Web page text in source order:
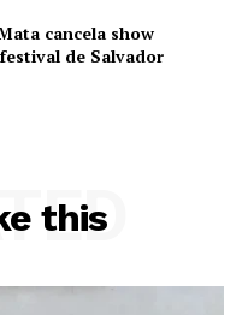
cancela show
de Salvador
this